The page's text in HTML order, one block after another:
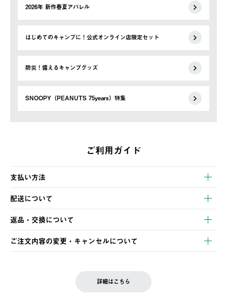
2026年 新作春夏アパレル
はじめてのキャンプに！公式オンライン店限定セット
防災！備えるキャンプグッズ
SNOOPY（PEANUTS 75years）特集
ご利用ガイド
支払い方法
以下のいずれかの方法でお支払いいただけます。
・クレジットカード決済
・コンビニ決済
・Pay-easy決済
配送について
【発送スケジュール】
ご注文・ご入金完了より2営業日以内に商品を発送いたします。
土日祝の発送はございませんので、木曜日以降のご注文は週明け
の発送となる場合がございます。
返品・交換について
※お客様都合の場合
お客様都合の返品にかかる送料は、お客様ご負担とさせていただ
ご注文内容の変更・キャンセルについて
LOGOS FAMILY会員の方は、会員マイページ内 購入履歴画面に
詳細はこちら